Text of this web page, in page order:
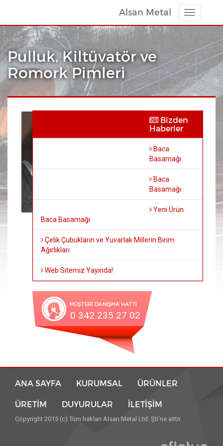
Toggle
Alsan Metal
Pulluk, Kiltüvatör ve
Romork Pimleri
Bizden
Haberler
Baca
Basamağı
Baca
Basamağı
Yeni Ürün
Baca Basamağı
Çelik Çubukların ve Yuvarlak Millerin Birim
Ağırlıkları
Web Sitemiz Yayında!
0 342 235 27 02
ANA SAYFA KURUMSAL ÜRÜNLER
ÜRETİM DUYURULAR İLETİŞİM
Copyright 2015 (c) Tüm hakları Alsan Metal Ltd. Şti’ne aittir.